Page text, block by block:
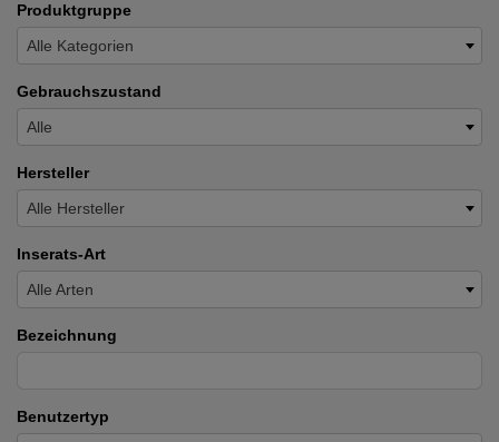
Produktgruppe
Alle Kategorien
Gebrauchszustand
Alle
Hersteller
Alle Hersteller
Inserats-Art
Alle Arten
Bezeichnung
Benutzertyp